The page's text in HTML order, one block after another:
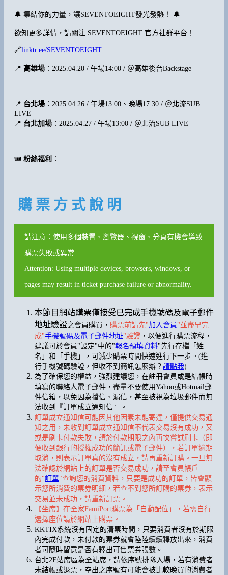
🔔 集結你的力量，讓SEVENTOEIGHT發光發熱！ 🔔
欲知更多詳情，請關注 SEVENTOEIGHT 官方社群平台！
🔗linktr.ee/SEVENTOEIGHT
📍 高雄場 ：2025.04.20 / 午場14:00 / ＠高雄後台Backstage
📍 台北場 ：2025.04.26 / 午場13:00、晚場17:30 / ＠北流SUB
LIVE
📍 台北加場 ：2025.04.27 / 午場13:00 / ＠北流SUB LIVE
🎟️ 粉絲福利 ：
購 票 方 式 說 明
請注意：使用多個裝置、瀏覽器、視窗、分頁有機會導致
購票失敗或異常
Attention: Using multiple devices, browsers, windows, or
pages may result in ticket purchase failure or abnormality.
本節目網站購票僅接受已完成手機號碼及電子郵件
地址驗證之會員購買， 購票前請先"加入會員 "並盡早完
成"手機號碼及電子郵件地址"驗證 ，以便進行購票流程，
建議可於會員"設定"中的"報名預填資料"先行存檔「姓
名」和「手機」，可減少購票時間快速進行下一步。(進
行手機號碼驗證，但收不到簡訊怎麼辦？ 請點我)
為了確保您的權益，強烈建議您，在註冊會員或是結帳時
填寫的聯絡人電子郵件，盡量不要使用Yahoo或Hotmail郵
件信箱，以免因為擋信、漏信，甚至被視為垃圾郵件而無
法收到『訂單成立通知信』。
訂單成立通知信可能因其他因素未能寄達，僅提供交易通
知之用，未收到訂單成立通知信不代表交易沒有成功，又
或是刷卡付款失敗，請於付款期限之內再次嘗試刷卡（即
便收到銀行的授權成功的簡訊或電子郵件），若訂單逾期
取消，則表示訂單真的沒有成立，請再重新訂購。一旦無
法確認於網站上的訂單是否交易成功，請至會員帳戶
的"訂單"查詢您的消費資料，只要是成功的訂單，皆會顯
示您所消費的票券明細，若查不到您所訂購的票券，表示
交易並未成功，請重新訂票。
【坐席】在全家FamiPort購票為「自動配位」，若需自行
選擇座位請於網站上購票。
KKTIX系統沒有固定的清票時間，只要消費者沒有於期限
內完成付款，未付款的票券就會陸陸續續釋放出來，消費
者可隨時留意是否有釋出可售票券張數。
台北2F站席區為全站席，請依序號排隊入場，若有消費者
未結帳或退票，空出之序號有可能會被比較晚買的消費者